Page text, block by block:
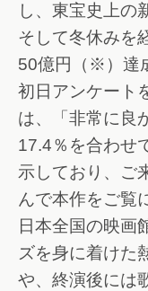
し、東宝史上の
そして冬休みを
50億円（※）達
初日アンケート
は、「非常に良
17.4％を合わせ
示しており、ご
んで本作をご覧
日本全国の映画
ズを身に着けた
や、終演後には